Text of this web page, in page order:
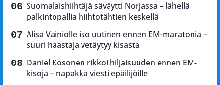
Suomalaishiihtäjä säväytti Norjassa – lähellä
palkintopallia hiihtotähtien keskellä
Alisa Vainiolle iso uutinen ennen EM-maratonia –
suuri haastaja vetäytyy kisasta
Daniel Kosonen rikkoi hiljaisuuden ennen EM-
kisoja – napakka viesti epäilijöille